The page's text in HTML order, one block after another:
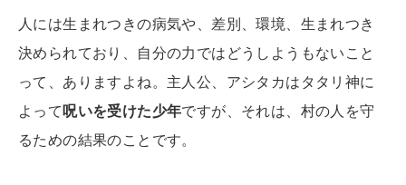
人には生まれつきの病気や、差別、環境、生まれつき
決められており、自分の力ではどうしようもないこと
って、ありますよね。主人公、アシタカはタタリ神に
よって 呪いを受けた少年ですが、それは、村の人を守
るための結果のことです。